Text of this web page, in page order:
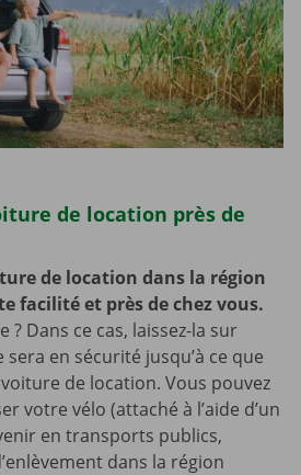
de location près de
de location dans la région
facilité et près de chez vous.
? Dans ce cas, laissez-la sur
en sécurité jusqu’à ce que
de location. Vous pouvez
votre vélo (attaché à l’aide d’un
en transports publics,
dans la région